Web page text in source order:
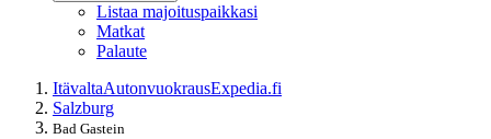
Listaa majoituspaikkasi
Matkat
Palaute
ItävaltaAutonvuokrausExpedia.fi
Salzburg
Bad Gastein